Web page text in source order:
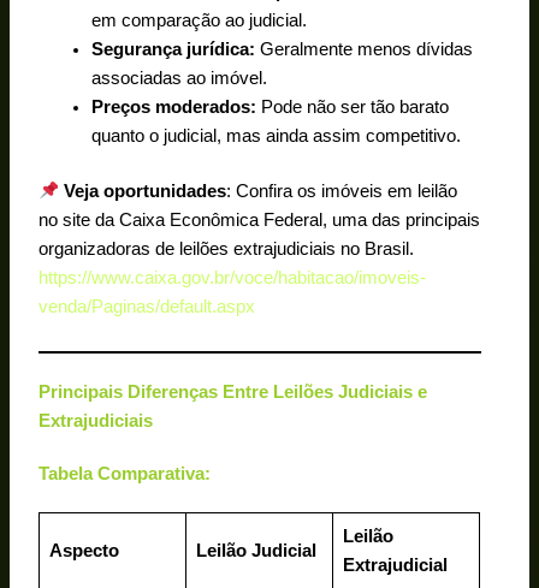
em comparação ao judicial.
Segurança jurídica: Geralmente menos dívidas
associadas ao imóvel.
Preços moderados: Pode não ser tão barato
quanto o judicial, mas ainda assim competitivo.
Veja oportunidades: Confira os imóveis em leilão
no site da Caixa Econômica Federal, uma das principais
organizadoras de leilões extrajudiciais no Brasil.
https://www.caixa.gov.br/voce/habitacao/imoveis-
venda/Paginas/default.aspx
Principais Diferenças Entre Leilões Judiciais e
Extrajudiciais
Tabela Comparativa:
Aspecto Leilão Judicial
Leilão
Extrajudicial